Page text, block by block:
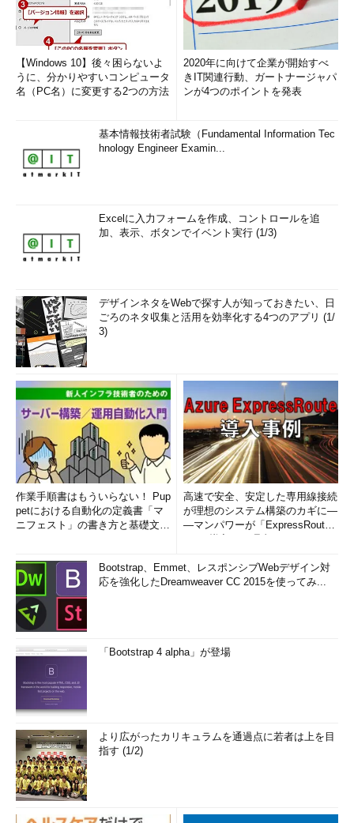
【Windows 10】後々困らないよ
うに、分かりやすいコンピュータ
名（PC名）に変更する2つの方法
2020年に向けて企業が開始すべ
きIT関連行動、ガートナージャパ
ンが4つのポイントを発表
基本情報技術者試験（Fundamental Information Tec
hnology Engineer Examin...
Excelに入力フォームを作成、コントロールを追
加、表示、ボタンでイベント実行 (1/3)
デザインネタをWebで探す人が知っておきたい、日
ごろのネタ収集と活用を効率化する4つのアプリ (1/
3)
作業手順書はもういらない！ Pup
petにおける自動化の定義書「マ
ニフェスト」の書き方と基礎文法
高速で安全、安定した専用線接続
が理想のシステム構築のカギに―
―マンパワーが「ExpressRout
Bootstrap、Emmet、レスポンシブWebデザイン対
応を強化したDreamweaver CC 2015を使ってみ...
「Bootstrap 4 alpha」が登場
より広がったカリキュラムを通過点に若者は上を目
指す (1/2)